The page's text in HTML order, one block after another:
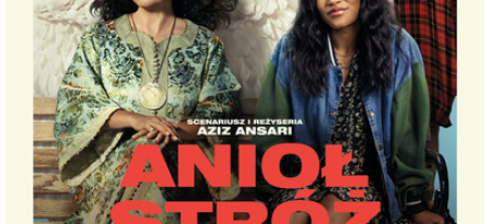
miejscowość:
Lubin
adres:
Armii Krajowej 1
data i godzina:
06.11.2025, g. 19:00
Info
Opis wydarzenia: